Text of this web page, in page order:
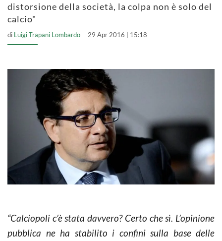
distorsione della società, la colpa non è solo del
calcio"
di Luigi Trapani Lombardo 29 Apr 2016 | 15:18
“Calciopoli c’è stata davvero? Certo che sì. L’opinione
pubblica ne ha stabilito i confini sulla base delle